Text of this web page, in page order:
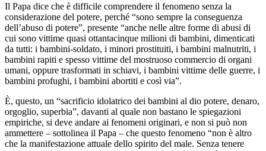
Il Papa dice che è difficile comprendere il fenomeno senza la
considerazione del potere, perché “sono sempre la conseguenza
dell’abuso di potere”, presente “anche nelle altre forme di abusi di
cui sono vittime quasi ottantacinque milioni di bambini, dimenticati
da tutti: i bambini-soldato, i minori prostituiti, i bambini malnutriti, i
bambini rapiti e spesso vittime del mostruoso commercio di organi
umani, oppure trasformati in schiavi, i bambini vittime delle guerre, i
bambini profughi, i bambini abortiti e così via”.
È, questo, un “sacrificio idolatrico dei bambini al dio potere, denaro,
orgoglio, superbia”, davanti al quale non bastano le spiegazioni
empiriche, si deve andare ai fenomeni originari, e non si può non
ammettere – sottolinea il Papa – che questo fenomeno “non è altro
che la manifestazione attuale dello spirito del male. Senza tenere